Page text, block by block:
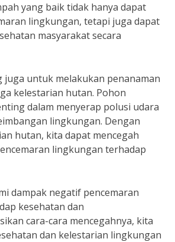
yang baik tidak hanya dapat
lingkungan, tetapi juga dapat
masyarakat secara
juga untuk melakukan penanaman
kelestarian hutan. Pohon
dalam menyerap polusi udara
lingkungan. Dengan
hutan, kita dapat mencegah
lingkungan terhadap
dampak negatif pencemaran
kesehatan dan
cara-cara mencegahnya, kita
dan kelestarian lingkungan